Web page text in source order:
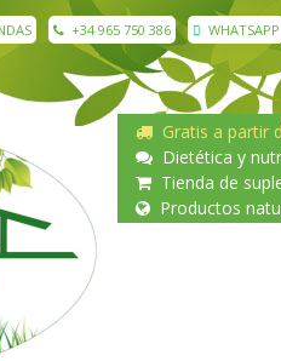
+34 965 750 386 WHATSAPP
Gratis a partir
Dietética y
Tienda de
Productos